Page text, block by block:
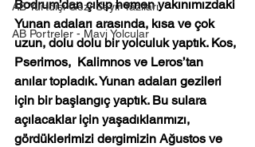
AB Yurtdışı Gezi-Seyir Yazıları
AB Portreler - Mavi Yolcular
Bodrum’dan çıkıp hemen yakınımızdaki
Yunan adaları arasında, kısa ve çok
uzun, dolu dolu bir yolculuk yaptık. Kos,
Pserimos,  Kalimnos ve Leros’tan
anılar topladık. Yunan adaları gezileri
için bir başlangıç yaptık. Bu sulara
açılacaklar için yaşadıklarımızı,
gördüklerimizi dergimizin Ağustos ve